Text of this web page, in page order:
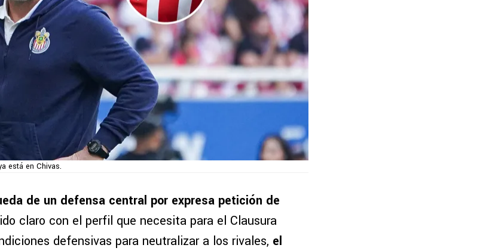
está en Chivas.
de un defensa central por expresa petición de
claro con el perfil que necesita para el Clausura
defensivas para neutralizar a los rivales, el